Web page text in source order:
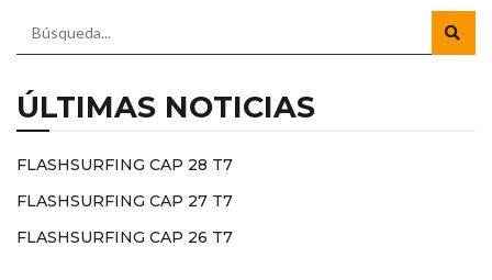
ÚLTIMAS NOTICIAS
FLASHSURFING CAP 28 T7
FLASHSURFING CAP 27 T7
FLASHSURFING CAP 26 T7